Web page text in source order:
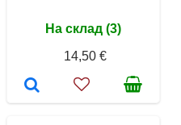
На склад (3)
14,50 €